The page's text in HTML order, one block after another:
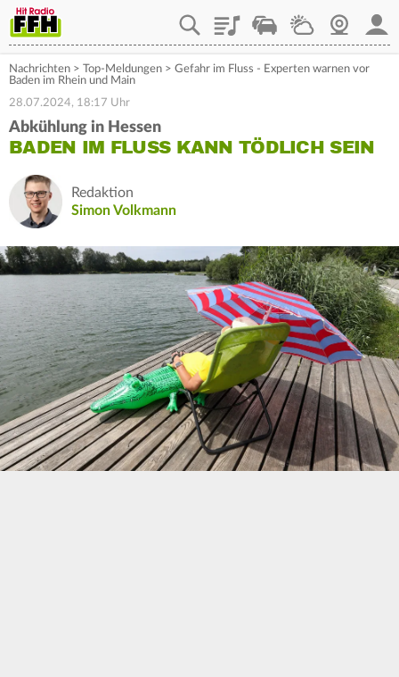
PlaylistStaupilotWetterWebcam
Nachrichten > Top-Meldungen > Gefahr im Fluss - Experten warnen vor
Baden im Rhein und Main
28.07.2024, 18:17 Uhr
Abkühlung in Hessen
BADEN IM FLUSS KANN TÖDLICH SEIN
Redaktion
Simon Volkmann